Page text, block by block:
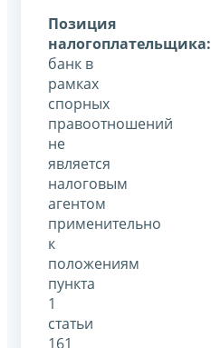
Позиция
налогоплательщика:
банк в
рамках
спорных
правоотношений
не
является
налоговым
агентом
применительно
к
положениям
пункта
1
статьи
161